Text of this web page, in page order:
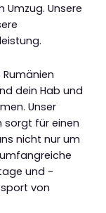
Umzug. Unsere
dein Hab und
Unser
sorgt für einen
nicht nur um
und -
von